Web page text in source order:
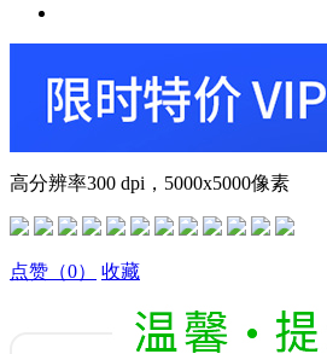
高分辨率300 dpi，5000х5000像素
点赞 （0） 收藏